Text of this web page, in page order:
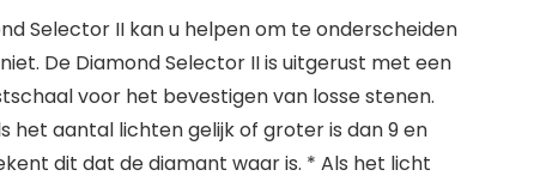
Selector II kan u helpen om te onderscheiden
De Diamond Selector II is uitgerust met een
voor het bevestigen van losse stenen.
het aantal lichten gelijk of groter is dan 9 en
dit dat de diamant waar is. * Als het licht